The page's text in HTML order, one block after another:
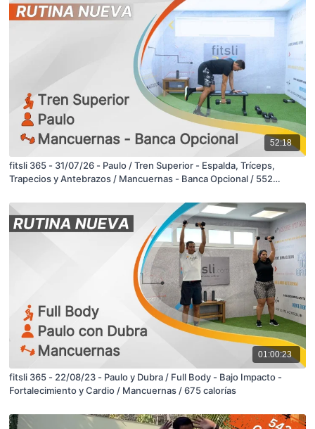
52:18
fitsli 365 - 31/07/26 - Paulo / Tren Superior - Espalda, Tríceps,
Trapecios y Antebrazos / Mancuernas - Banca Opcional / 552
01:00:23
fitsli 365 - 22/08/23 - Paulo y Dubra / Full Body - Bajo Impacto -
Fortalecimiento y Cardio / Mancuernas / 675 calorías